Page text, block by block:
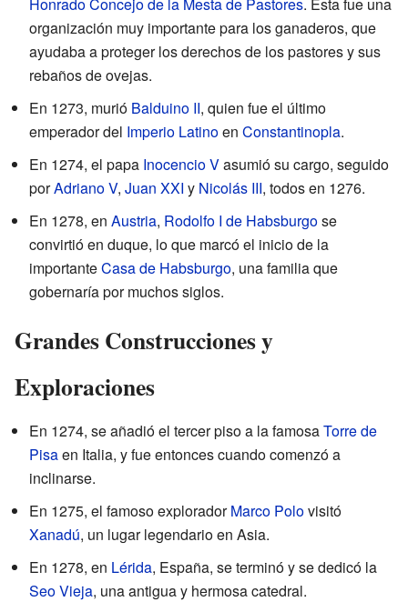
organización muy importante para los ganaderos, que
ayudaba a proteger los derechos de los pastores y sus
rebaños de ovejas.
En 1273, murió Balduino II, quien fue el último
emperador del Imperio Latinoen Constantinopla.
En 1274, el papa Inocencio Vasumió su cargo, seguido
porAdriano V, Juan XXI y Nicolás III, todos en 1276.
En 1278, en Austria, Rodolfo I de Habsburgose
convirtió en duque, lo que marcó el inicio de la
importanteCasa de Habsburgo, una familia que
gobernaría por muchos siglos.
Grandes Construcciones y
Exploraciones
En 1274, se añadió el tercer piso a la famosaTorre de
Pisaen Italia, y fue entonces cuando comenzó a
inclinarse.
En 1275, el famoso exploradorMarco Polovisitó
Xanadú, un lugar legendario en Asia.
En 1278, en Lérida, España, se terminó y se dedicó la
Seo Vieja, una antigua y hermosa catedral.